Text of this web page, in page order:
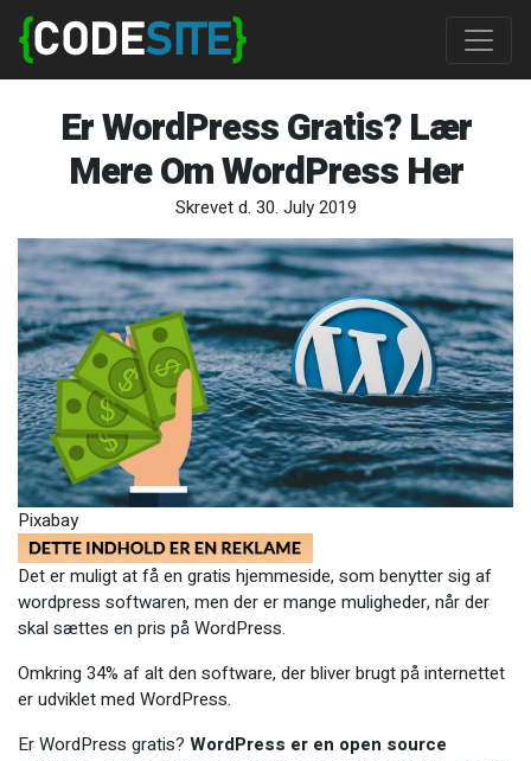
Er WordPress Gratis? Lær
Mere Om WordPress Her
Skrevet d. 30. July 2019
Pixabay
Det er muligt at få en gratis hjemmeside, som benytter sig af
wordpress softwaren, men der er mange muligheder, når der
skal sættes en pris på WordPress.
Omkring 34% af alt den software, der bliver brugt på internettet
er udviklet med WordPress.
Er WordPress gratis? WordPress er en open source